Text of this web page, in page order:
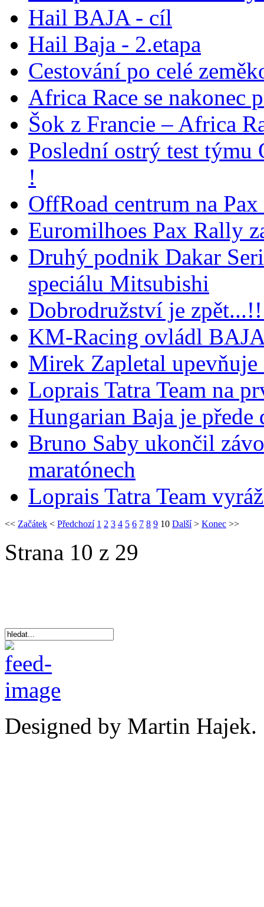
Hail BAJA - cíl
Hail Baja - 2.etapa
Cestování po celé
Africa Race se nakonec
Šok z Francie – Africa
Poslední ostrý test týmu
!
OffRoad centrum na
Euromilhoes Pax Rally
Druhý podnik Dakar
speciálu Mitsubishi
Dobrodružství je
KM-Racing ovládl
Mirek Zapletal
Loprais Tatra Team na
Hungarian Baja je přede
Bruno Saby ukončil
maratónech
Loprais Tatra Team
<< Začátek < Předchozí 1 2 3 4 5 6 7 8 9 10 Další> Konec >>
Strana 10 z 29
Designed by Martin Hajek.